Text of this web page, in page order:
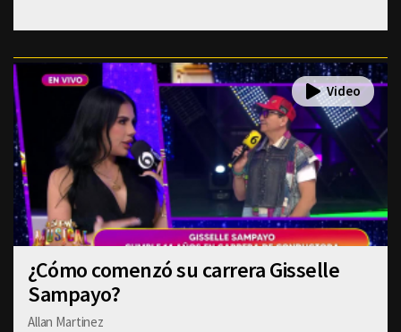
¿Cómo comenzó su carrera Gisselle
Sampayo?
Allan Martinez